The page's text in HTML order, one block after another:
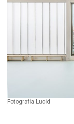
Fotografía Lucid